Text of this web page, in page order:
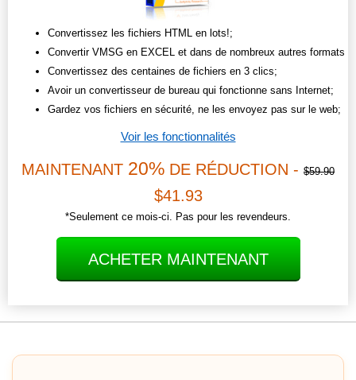
Convertissez les fichiers HTML en lots!;
Convertir VMSG en EXCEL et dans de nombreux autres formats
Convertissez des centaines de fichiers en 3 clics;
Avoir un convertisseur de bureau qui fonctionne sans Internet;
Gardez vos fichiers en sécurité, ne les envoyez pas sur le web;
Voir les fonctionnalités
MAINTENANT 20% DE RÉDUCTION - $59.90
$41.93
*Seulement ce mois-ci. Pas pour les revendeurs.
ACHETER MAINTENANT